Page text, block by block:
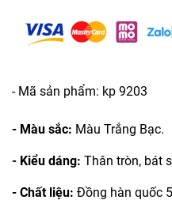
- Mã sản phẩm: kp 9203
- Màu sắc: Màu Trắng Bạc.
- Kiểu dáng: Thân tròn, bát
- Chất liệu: Đồng hàn quốc